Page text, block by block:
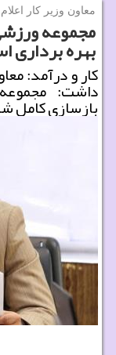
معاون وزیر كار
مجموعه
بهره برداری
كار و درآمد:
داشت:
بازسازی كامل